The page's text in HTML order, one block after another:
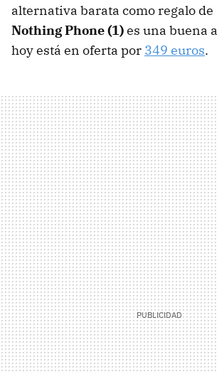
alternativa barata como regalo
Nothing Phone (1)es una buena
hoy está en oferta por 349 euros.